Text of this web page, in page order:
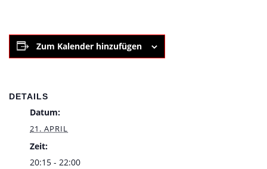
Zum Kalender hinzufügen
DETAILS
Datum:
21. APRIL
Zeit:
20:15 - 22:00